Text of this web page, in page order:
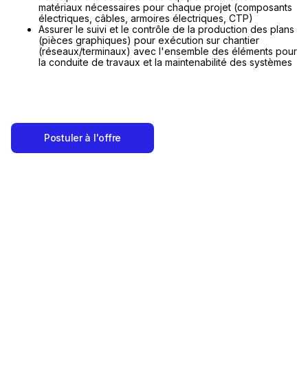
matériaux nécessaires pour chaque projet (composants
électriques, câbles, armoires électriques, CTP)
Assurer le suivi et le contrôle de la production des plans
(pièces graphiques) pour exécution sur chantier
(réseaux/terminaux) avec l'ensemble des éléments pour
la conduite de travaux et la maintenabilité des systèmes
Postuler à l'offre